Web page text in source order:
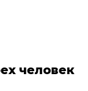
человек